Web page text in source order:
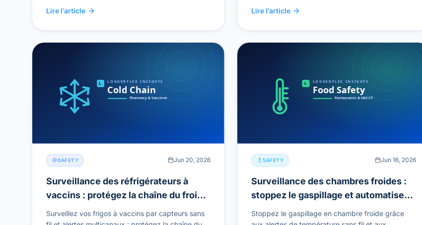
Lire l'article Lire l'article
SAFETY Jun 20, 2026
Surveillance des réfrigérateurs à
vaccins : protégez la chaîne du froid
et réussissez vos audits
Surveillez vos frigos à vaccins par capteurs sans
SAFETY Jun 16, 2026
Surveillance des chambres froides :
stoppez le gaspillage et automatisez
vos registres HACCP
Stoppez le gaspillage en chambre froide grâce